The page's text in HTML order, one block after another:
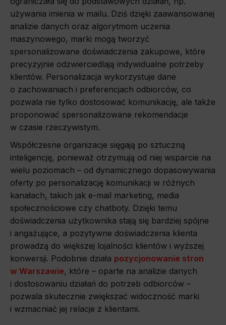
używania imienia w mailu. Dziś dzięki zaawansowanej
analizie danych oraz algorytmom uczenia
maszynowego, marki mogą tworzyć
spersonalizowane doświadczenia zakupowe, które
precyzyjnie odzwierciedlają indywidualne potrzeby
klientów. Personalizacja wykorzystuje dane
o zachowaniach i preferencjach odbiorców, co
pozwala nie tylko dostosować komunikację, ale także
proponować spersonalizowane rekomendacje
w czasie rzeczywistym.
Współczesne organizacje sięgają po sztuczną
inteligencję, ponieważ otrzymują od niej wsparcie na
wielu poziomach – od dynamicznego dopasowywania
oferty po personalizację komunikacji w różnych
kanałach, takich jak e-mail marketing, media
społecznościowe czy chatboty. Dzięki temu
doświadczenia użytkownika stają się bardziej spójne
i angażujące, a pozytywne doświadczenia klienta
prowadzą do większej lojalności klientów i wyższej
konwersji. Podobnie działa pozycjonowanie stron
w Warszawie, które – oparte na analizie danych
i dostosowaniu działań do potrzeb odbiorców –
pozwala skutecznie zwiększać widoczność marki
i wzmacniać jej relacje z klientami.